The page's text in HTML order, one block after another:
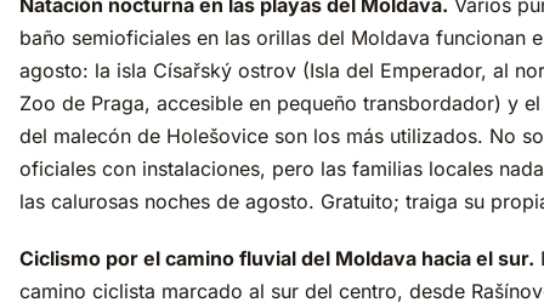
baño semioficiales en las orillas del Moldava funcionan
agosto: la isla Císařský ostrov (Isla del Emperador, al
Zoo de Praga, accesible en pequeño transbordador) y
del malecón de Holešovice son los más utilizados. No
oficiales con instalaciones, pero las familias locales
las calurosas noches de agosto. Gratuito; traiga su
Ciclismo por el camino fluvial del Moldava hacia el sur.
camino ciclista marcado al sur del centro, desde